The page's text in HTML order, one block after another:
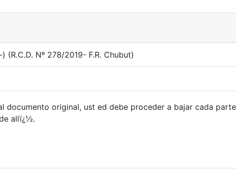
Nº 278/2019- F.R. Chubut)
original, ust ed debe proceder a bajar cada
allï¿½.